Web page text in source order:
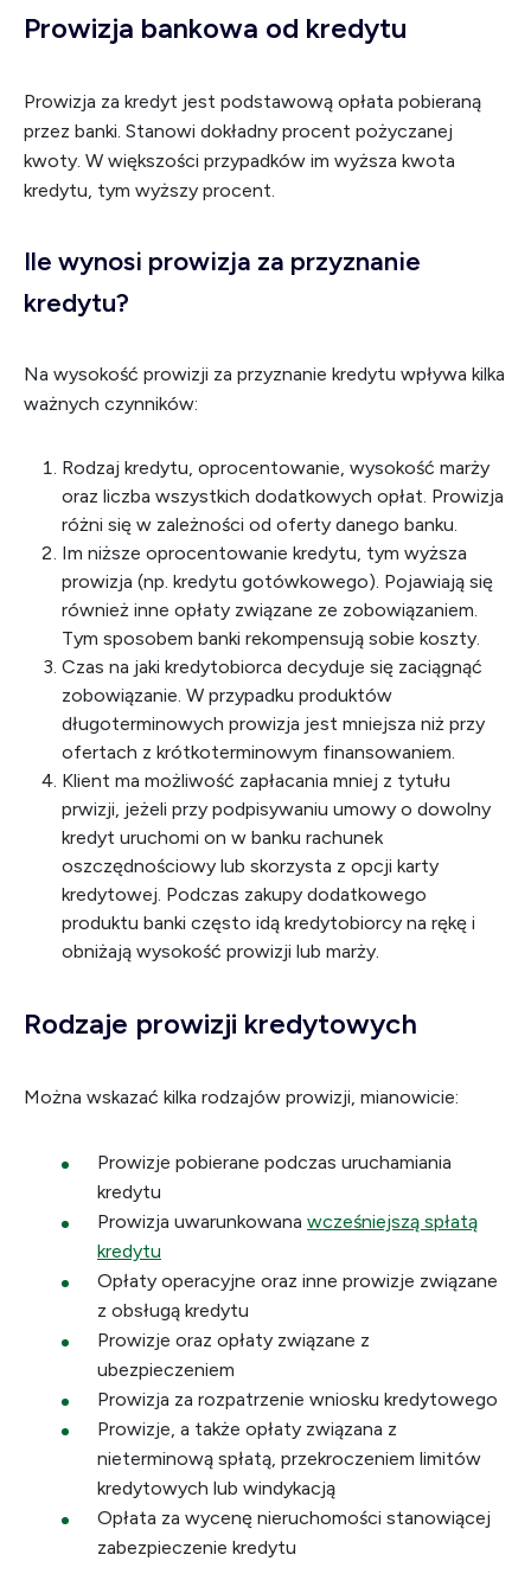
Prowizja bankowa od kredytu
Prowizja za kredyt jest podstawową opłata pobieraną
przez banki. Stanowi dokładny procent pożyczanej
kwoty. W większości przypadków im wyższa kwota
kredytu, tym wyższy procent.
Ile wynosi prowizja za przyznanie
kredytu?
Na wysokość prowizji za przyznanie kredytu wpływa kilka
ważnych czynników:
Rodzaj kredytu, oprocentowanie, wysokość marży
oraz liczba wszystkich dodatkowych opłat. Prowizja
różni się w zależności od oferty danego banku.
Im niższe oprocentowanie kredytu, tym wyższa
prowizja (np. kredytu gotówkowego). Pojawiają się
również inne opłaty związane ze zobowiązaniem.
Tym sposobem banki rekompensują sobie koszty.
Czas na jaki kredytobiorca decyduje się zaciągnąć
zobowiązanie. W przypadku produktów
długoterminowych prowizja jest mniejsza niż przy
ofertach z krótkoterminowym finansowaniem.
Klient ma możliwość zapłacania mniej z tytułu
prwizji, jeżeli przy podpisywaniu umowy o dowolny
kredyt uruchomi on w banku rachunek
oszczędnościowy lub skorzysta z opcji karty
kredytowej. Podczas zakupy dodatkowego
produktu banki często idą kredytobiorcy na rękę i
obniżają wysokość prowizji lub marży.
Rodzaje prowizji kredytowych
Można wskazać kilka rodzajów prowizji, mianowicie:
Prowizje pobierane podczas uruchamiania
kredytu
Prowizja uwarunkowana wcześniejszą spłatą
kredytu
Opłaty operacyjne oraz inne prowizje związane
z obsługą kredytu
Prowizje oraz opłaty związane z
ubezpieczeniem
Prowizja za rozpatrzenie wniosku kredytowego
Prowizje, a także opłaty związana z
nieterminową spłatą, przekroczeniem limitów
kredytowych lub windykacją
Opłata za wycenę nieruchomości stanowiącej
zabezpieczenie kredytu